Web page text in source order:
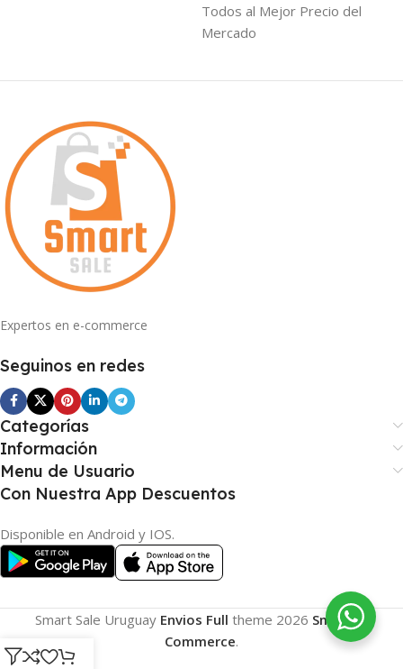
Todos al Mejor Precio del
Mercado
Expertos en e-commerce
Seguinos en redes
Categorías
Información
Menu de Usuario
Con Nuestra App Descuentos
Disponible en Android y IOS.
Smart Sale Uruguay Envios Full theme 2026 Smart E-
Commerce.